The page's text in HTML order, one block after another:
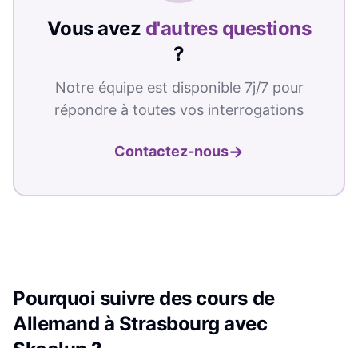
Vous avez d'autres questions
?
Notre équipe est disponible 7j/7 pour
répondre à toutes vos interrogations
Contactez-nous→
Pourquoi suivre des cours de
Allemand à Strasbourg avec